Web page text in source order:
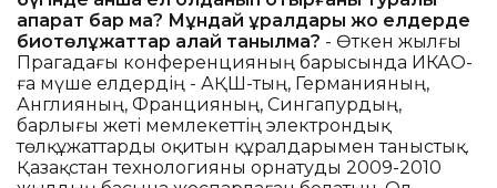
ақпарат бар ма? Мұндай құралдары жоқ елдерде
биотөлқұжаттар қалай танылмақ? - Өткен жылғы
Прагадағы конференцияның барысында ИКАО-
ға мүше елдердің - АҚШ-тың, Германияның,
Англияның, Францияның, Сингапурдың,
барлығы жеті мемлекеттің электрондық
төлқұжаттарды оқитын құралдарымен таныстық.
Қазақстан технологияны орнатуды 2009-2010